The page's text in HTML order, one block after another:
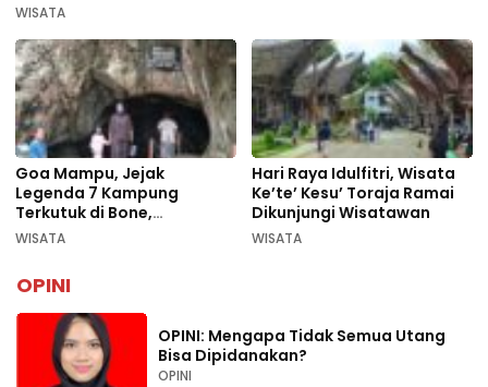
WISATA
Goa Mampu, Jejak
Legenda 7 Kampung
Terkutuk di Bone,
Rekomendasi Liburan
WISATA
Hari Raya Idulfitri, Wisata
Ke’te’ Kesu’ Toraja Ramai
Dikunjungi Wisatawan
WISATA
OPINI
OPINI: Mengapa Tidak Semua Utang
Bisa Dipidanakan?
OPINI